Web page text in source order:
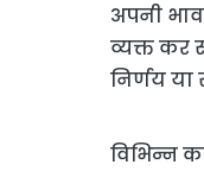
अपनी
व्यक्त कर
निर्णय या
विभिन्न